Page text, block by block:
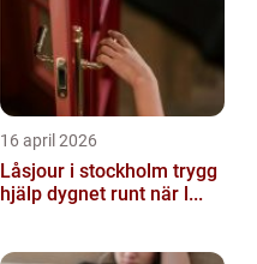
16 april 2026
Låsjour i stockholm trygg
hjälp dygnet runt när l...